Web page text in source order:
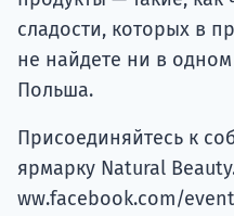
сладости, которых в
не найдете ни в одном
Польша.
Присоединяйтесь к
ярмарку Natural
ww.facebook.com/